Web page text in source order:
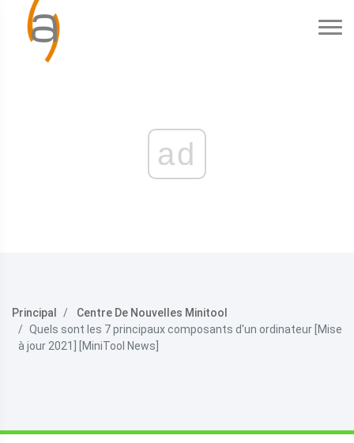
ad
Principal
Centre De Nouvelles Minitool
Quels sont les 7 principaux composants d'un ordinateur [Mise
à jour 2021] [MiniTool News]